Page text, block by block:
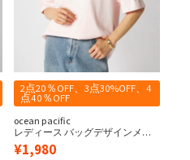
2点20％OFF、3点30%OFF、4
点40％OFF
ocean pacific
レディース バッグデザインメッ
セージ半袖Tシャツ
¥1,980